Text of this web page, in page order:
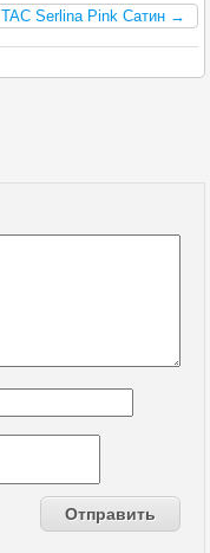
Serlina Pink Сатин →